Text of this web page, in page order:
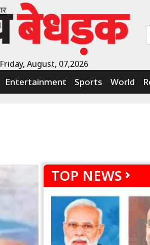
Friday, August, 07,2026
Entertainment Sports World
TOP NEWS